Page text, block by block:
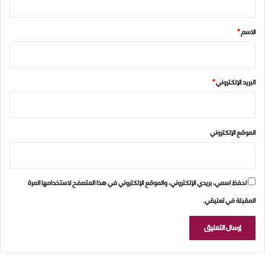
*الاسم*
البريد الإلكتروني*
الموقع الإلكتروني
احفظ اسمي، بريدي الإلكتروني، والموقع الإلكتروني في هذا المتصفح لاستخدامها المرة
المقبلة في تعليقي.